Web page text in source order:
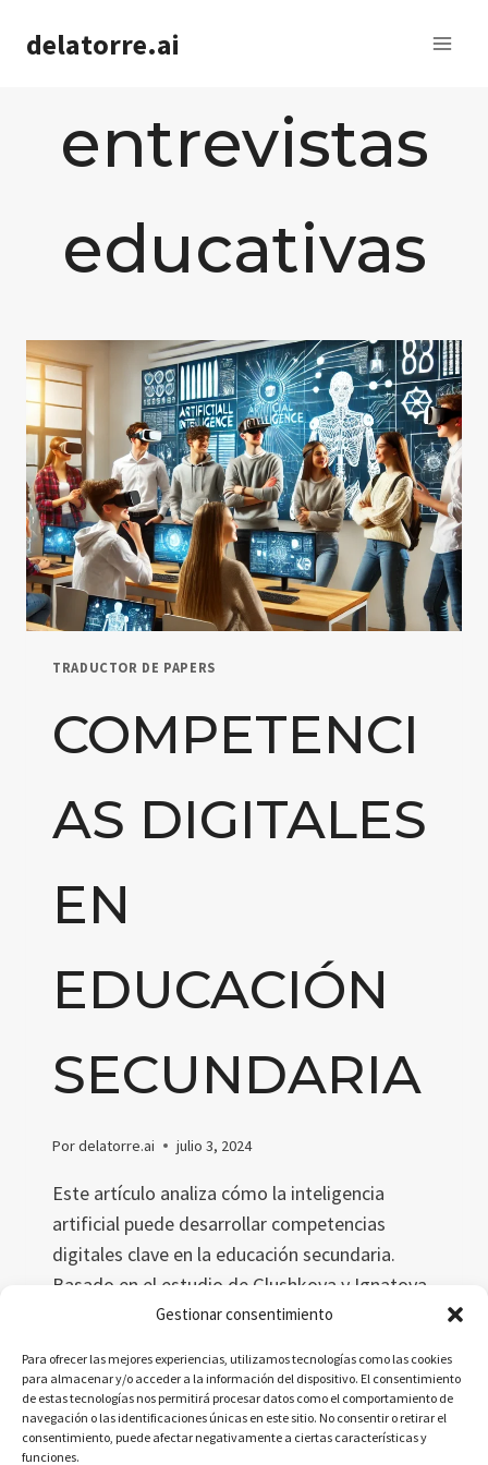
Gestionar consentimiento
Para ofrecer las mejores experiencias, utilizamos tecnologías como las cookies
para almacenar y/o acceder a la información del dispositivo. El consentimiento
de estas tecnologías nos permitirá procesar datos como el comportamiento de
navegación o las identificaciones únicas en este sitio. No consentir o retirar el
consentimiento, puede afectar negativamente a ciertas características y
funciones.
delatorre.ai
entrevistas
educativas
TRADUCTOR DE PAPERS
COMPETENCI
AS DIGITALES
EN
EDUCACIÓN
SECUNDARIA
Pordelatorre.ai julio 3, 2024
Este artículo analiza cómo la inteligencia
artificial puede desarrollar competencias
digitales clave en la educación secundaria.
Basado en el estudio de Glushkova y Ignatova,
se destacan las metodologías, resultados y la
escolar para preparar a los estudiantes para el
futuro.
LEER MÁS